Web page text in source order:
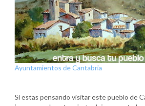
Ayuntamientos de Cantabria
Si estas pensando visitar este pueblo de